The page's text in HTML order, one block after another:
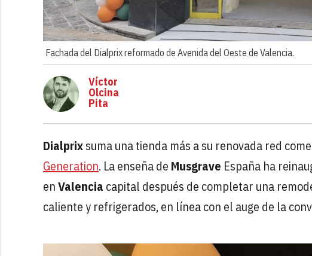
Fachada del Dialprix reformado de Avenida del Oeste de Valencia.
Víctor
Olcina
Pita
Dialprixsuma una tienda más a su renovada red
Generation. La enseña de Musgrave España ha
enValencia capital después de completar una
caliente y refrigerados, en línea con el auge de la